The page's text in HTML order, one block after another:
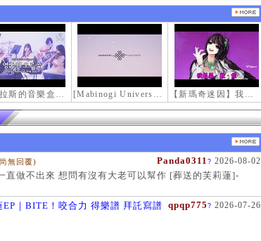
[安德拉斯的音樂盒｜靈魂的音樂盒] Mabinogi OST - Music Box of the Soul | Crossover COVER [Mabinogi Universe] 謝謝你來到這個世界... 【新瑪奇迷因】我更喜歡你
Panda0311 ? 2026-08-02
無回覆)
直做不出來 想問有沒有大老可以幫作 [葬送的芙莉蓮]-
qpqp775 ? 2026-07-26
EP｜BITE！咬合力 得樂譜 拜託寫譜